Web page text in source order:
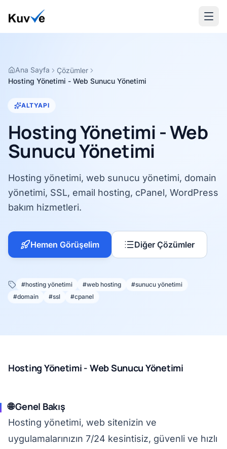
Ana Sayfa
Çözümler
Hosting Yönetimi - Web Sunucu Yönetimi
ALTYAPI
Hosting Yönetimi - Web
Sunucu Yönetimi
Hosting yönetimi, web sunucu yönetimi, domain
yönetimi, SSL, email hosting, cPanel, WordPress
bakım hizmetleri.
Hemen Görüşelim Diğer Çözümler
#hosting yönetimi #web hosting
#sunucu yönetimi
#domain
#ssl #cpanel
Hosting Yönetimi - Web Sunucu Yönetimi
🌐 Genel Bakış
Hosting yönetimi, web sitenizin ve
uygulamalarınızın 7/24 kesintisiz, güvenli ve hızlı